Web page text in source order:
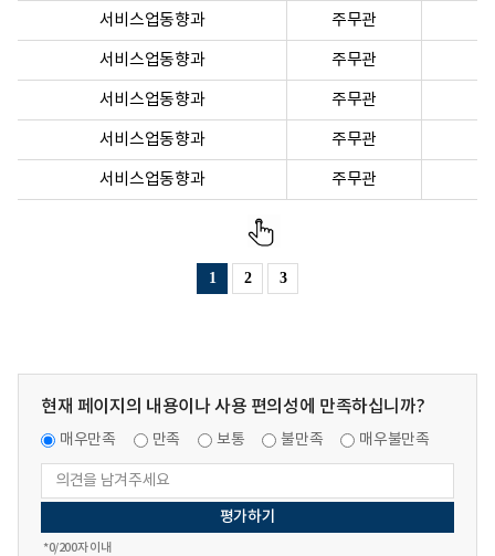
서비스업동향과 주무관
서비스업동향과 주무관
서비스업동향과 주무관
서비스업동향과 주무관
서비스업동향과 주무관
1 2 3
현재 페이지의 내용이나 사용 편의성에 만족하십니까?
매우만족 만족 보통 불만족 매우불만족
*0/200자 이내